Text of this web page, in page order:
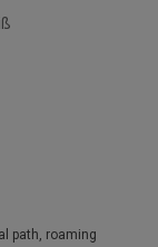
path, roaming